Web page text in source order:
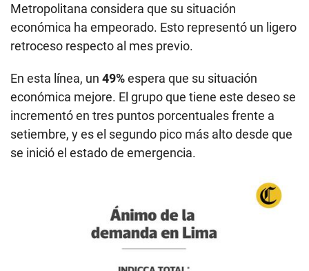
Metropolitana considera que su situación
económica ha empeorado. Esto representó un ligero
retroceso respecto al mes previo.
En esta línea, un 49%espera que su situación
económica mejore. El grupo que tiene este deseo se
incrementó en tres puntos porcentuales frente a
setiembre, y es el segundo pico más alto desde que
se inició el estado de emergencia.